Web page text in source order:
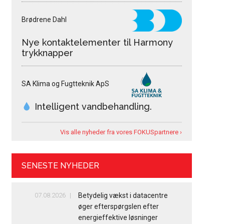
Brødrene Dahl
Nye kontaktelementer til Harmony
trykknapper
SA Klima og Fugtteknik ApS
Intelligent vandbehandling.
Vis alle nyheder fra vores FOKUSpartnere ›
SENESTE NYHEDER
07.08.2026
Betydelig vækst i datacentre
øger efterspørgslen efter
energieffektive løsninger